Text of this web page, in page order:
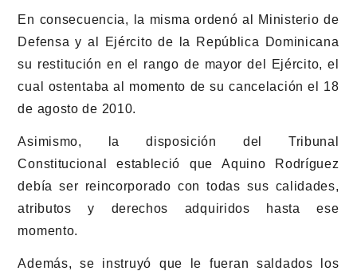
En consecuencia, la misma ordenó al Ministerio de
Defensa y al Ejército de la República Dominicana
su restitución en el rango de mayor del Ejército, el
cual ostentaba al momento de su cancelación el 18
de agosto de 2010.
Asimismo, la disposición del Tribunal
Constitucional estableció que Aquino Rodríguez
debía ser reincorporado con todas sus calidades,
atributos y derechos adquiridos hasta ese
momento.
Además, se instruyó que le fueran saldados los